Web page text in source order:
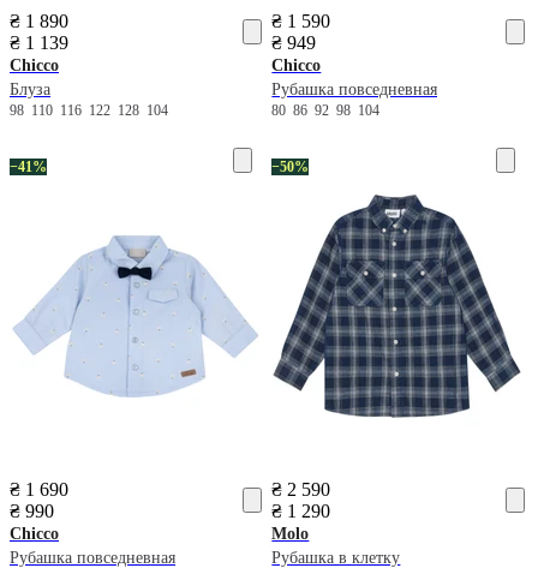
₴ 1 890
₴ 1 139
Chicco
Блуза
98 110 116 122 128 104
₴ 1 590
₴ 949
Chicco
Рубашка повседневная
80869298 104
−41%
₴ 1 690
₴ 990
Chicco
Рубашка повседневная
−50%
₴ 2 590
₴ 1 290
Molo
Рубашка в клетку